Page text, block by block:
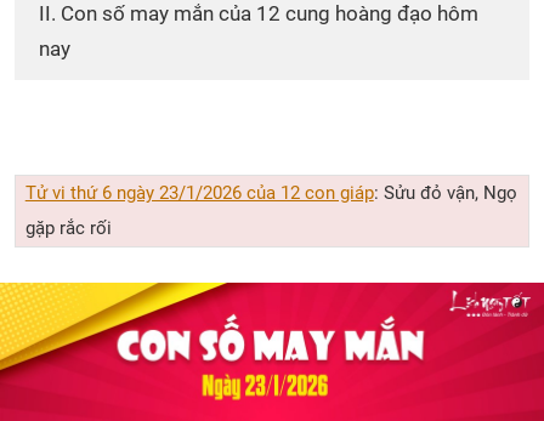
II. Con số may mắn của 12 cung hoàng đạo hôm
nay
Tử vi thứ 6 ngày 23/1/2026 của 12 con giáp: Sửu đỏ vận, Ngọ
gặp rắc rối